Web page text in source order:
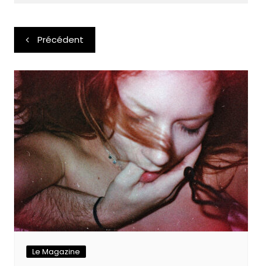
Navigation
de
l’article
Précédent
Le Magazine